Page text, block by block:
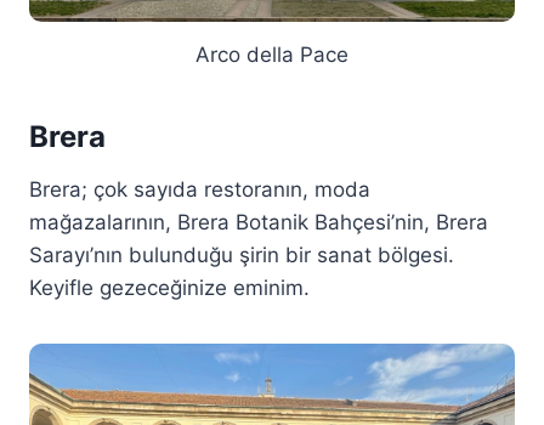
Arco della Pace
Brera
Brera; çok sayıda restoranın, moda
mağazalarının, Brera Botanik Bahçesi’nin, Brera
Sarayı’nın bulunduğu şirin bir sanat bölgesi.
Keyifle gezeceğinize eminim.